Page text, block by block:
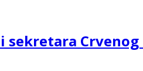
sekretara